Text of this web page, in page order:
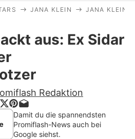
Stars
& Serien
Lifestyle
& Liebe
Exklusiv
JANA KLEIN JANA KLEIN
aus: Ex Sidar
Redaktion
Damit du die spannendsten
Promiflash-News auch bei
Google siehst.